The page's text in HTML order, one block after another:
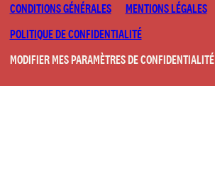
CONDITIONS GÉNÉRALES
MENTIONS LÉGALES
POLITIQUE DE CONFIDENTIALITÉ
MODIFIER MES PARAMÈTRES DE CONFIDENTIALITÉ